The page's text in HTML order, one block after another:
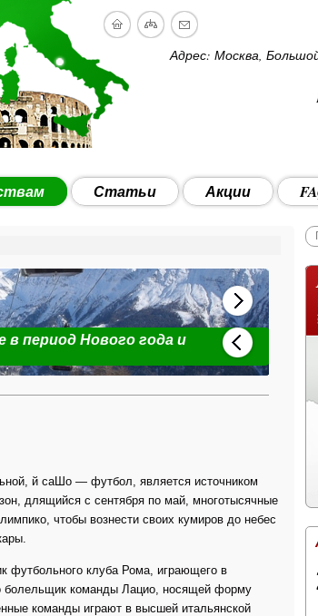
Адрес: Москва,
Статьи Акции
период Нового года и
й саШо — футбол, является источником
длящийся с сентября по май, многотысячные
чтобы вознести своих кумиров до небес
футбольного клуба Рома, играющего в
болельщик команды Лацио, носящей форму
команды играют в высшей итальянской